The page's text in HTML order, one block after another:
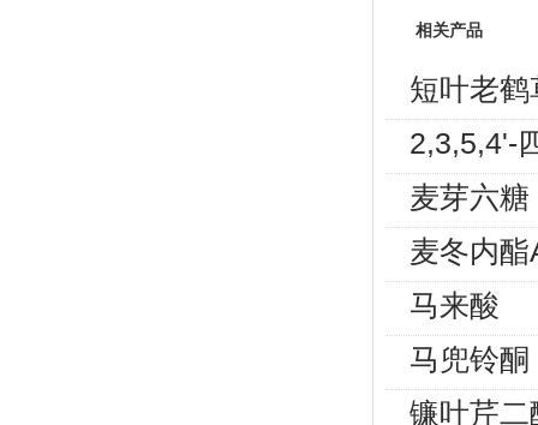
相关产品
短叶老
2,3,5,4'-
麦芽六糖
麦冬内酯
马来酸
马兜铃酮
镰叶芹二